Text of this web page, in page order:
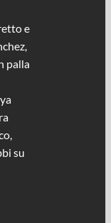
e
palla
su